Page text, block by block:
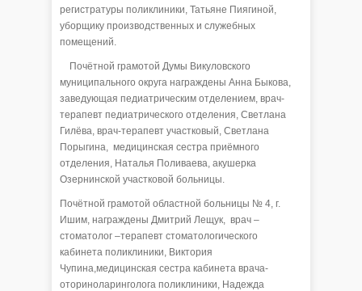
регистратуры поликлиники, Татьяне Пиягиной,
уборщику производственных и служебных
помещений.
Почётной грамотой Думы Викуловского
муниципального округа награждены Анна Быкова,
заведующая педиатрическим отделением, врач-
терапевт педиатрического отделения, Светлана
Гилёва, врач-терапевт участковый, Светлана
Порыгина, медицинская сестра приёмного
отделения, Наталья Поливаева, акушерка
Озернинской участковой больницы.
Почётной грамотой областной больницы № 4, г.
Ишим, награждены Дмитрий Лещук, врач –
стоматолог –терапевт стоматологического
кабинета поликлиники, Виктория
Чупина,медицинская сестра кабинета врача-
оториноларинголога поликлиники, Надежда